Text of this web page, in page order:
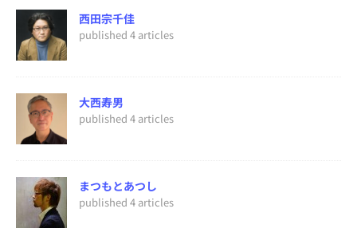
西田宗千佳
published 4 articles
大西寿男
published 4 articles
まつもとあつし
published 4 articles